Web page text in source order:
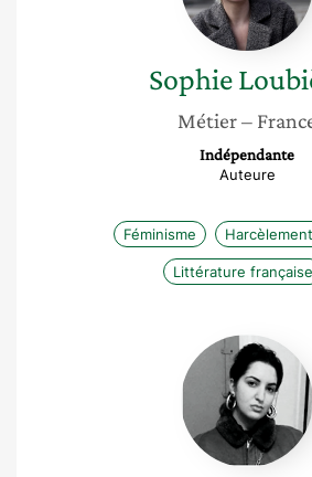
Sophie
Métier–
Indépendante
Auteure
Féminisme
Littérature française
Sonia
Tir